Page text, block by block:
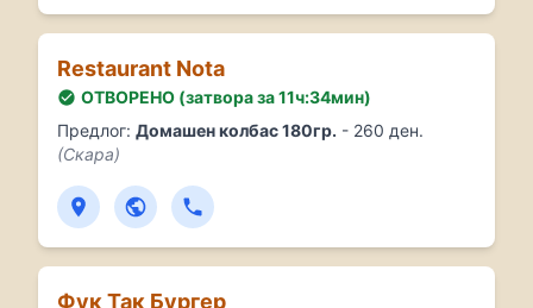
Restaurant Nota
ОТВОРЕНО (затвора за 11ч:34мин)
Предлог: Домашен колбас 180гр. - 260 ден.
(Скара)
Фук Так Бургер